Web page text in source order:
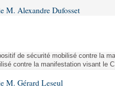
M. Alexandre Dufosset
de sécurité mobilisé contre la
contre la manifestation visant le
M. Gérard Leseul